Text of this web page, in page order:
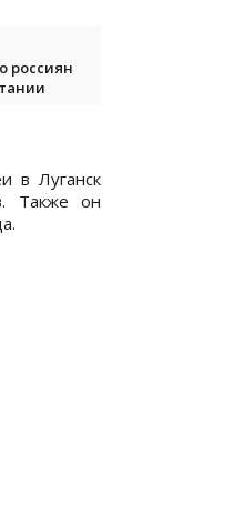
россиян
в Луганск
Также он